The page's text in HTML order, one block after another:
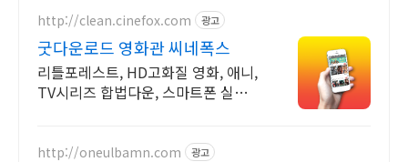
http://clean.cinefox.com 광고
굿다운로드 영화관 씨네폭스
리틀포레스트, HD고화질 영화, 애니,
TV시리즈 합법다운, 스마트폰 실시간
http://oneulbamn.com 광고